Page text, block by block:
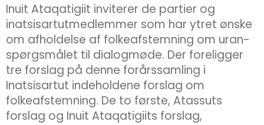
Inuit Ataqatigiit inviterer de partier og
inatsisartutmedlemmer som har ytret ønske
om afholdelse af folkeafstemning om uran-
spørgsmålet til dialogmøde. Der foreligger
tre forslag på denne forårssamling i
Inatsisartut indeholdene forslag om
folkeafstemning. De to første, Atassuts
forslag og Inuit Ataqatigiits forslag,